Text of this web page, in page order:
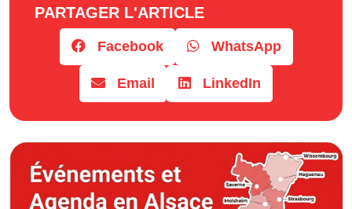
PARTAGER L'ARTICLE
Facebook WhatsApp
Email LinkedIn